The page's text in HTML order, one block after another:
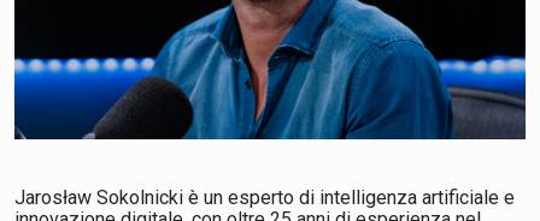
Jarosław Sokolnicki è un esperto di intelligenza artificiale e